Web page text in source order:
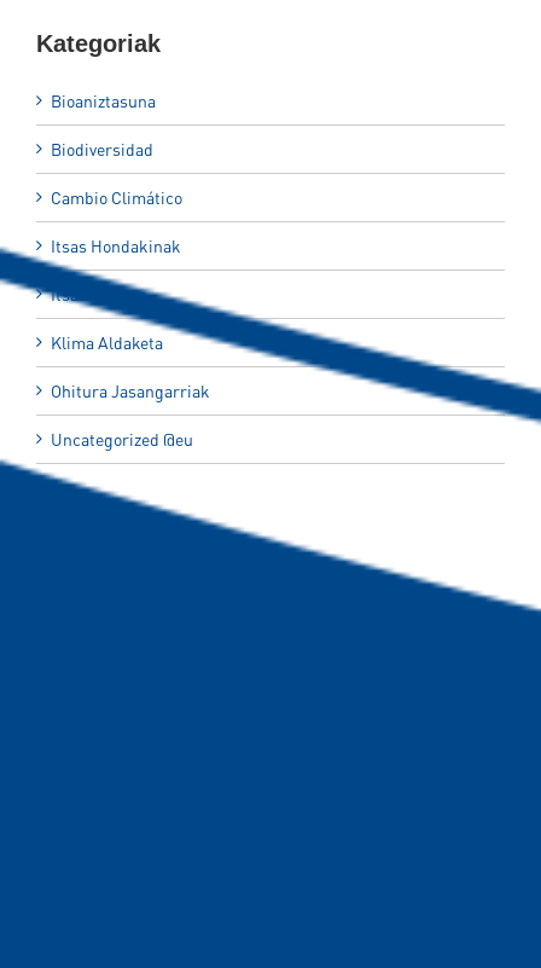
Kategoriak
Bioaniztasuna
Biodiversidad
Cambio Climático
Itsas Hondakinak
Itsas Kultura
Klima Aldaketa
Ohitura Jasangarriak
Uncategorized @eu